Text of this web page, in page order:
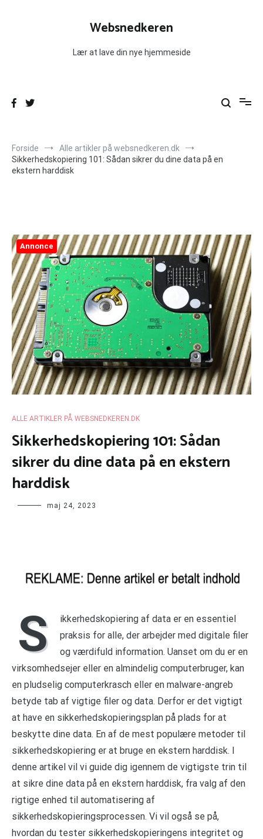
Websnedkeren
Lær at lave din nye hjemmeside
Forside
Alle artikler på websnedkeren.dk
Sikkerhedskopiering 101: Sådan sikrer du dine data på en
ekstern harddisk
Annonce
ALLE ARTIKLER PÅ WEBSNEDKEREN.DK
Sikkerhedskopiering 101: Sådan
sikrer du dine data på en ekstern
harddisk
maj 24, 2023
S
ikkerhedskopiering af data er en essentiel
praksis for alle, der arbejder med digitale filer
og værdifuld information. Uanset om du er en
virksomhedsejer eller en almindelig computerbruger, kan
en pludselig computerkrasch eller en malware-angreb
betyde tab af vigtige filer og data. Derfor er det vigtigt
at have en sikkerhedskopieringsplan på plads for at
beskytte dine data. En af de mest populære metoder til
sikkerhedskopiering er at bruge en ekstern harddisk. I
denne artikel vil vi guide dig igennem de vigtigste trin til
at sikre dine data på en ekstern harddisk, fra valg af den
rigtige enhed til automatisering af
sikkerhedskopieringsprocessen. Vi vil også se på,
hvordan du tester sikkerhedskopieringens integritet og